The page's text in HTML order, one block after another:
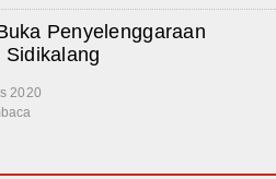
Penyelenggaraan
Sidikalang
2020